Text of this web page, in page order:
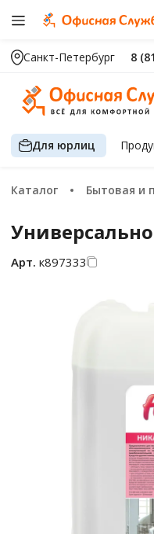
Санкт-Петербург 8
Для юрлиц
Каталог Бытовая и
Арт. к897333